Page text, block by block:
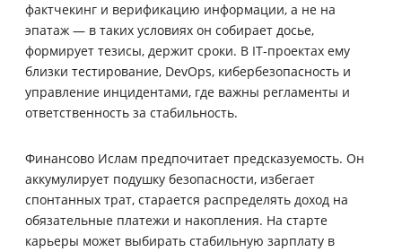
фактчекинг и верификацию информации, а не на
эпатаж — в таких условиях он собирает досье,
формирует тезисы, держит сроки. В IT-проектах ему
близки тестирование, DevOps, кибербезопасность и
управление инцидентами, где важны регламенты и
ответственность за стабильность.
Финансово Ислам предпочитает предсказуемость. Он
аккумулирует подушку безопасности, избегает
спонтанных трат, старается распределять доход на
обязательные платежи и накопления. На старте
карьеры может выбирать стабильную зарплату в